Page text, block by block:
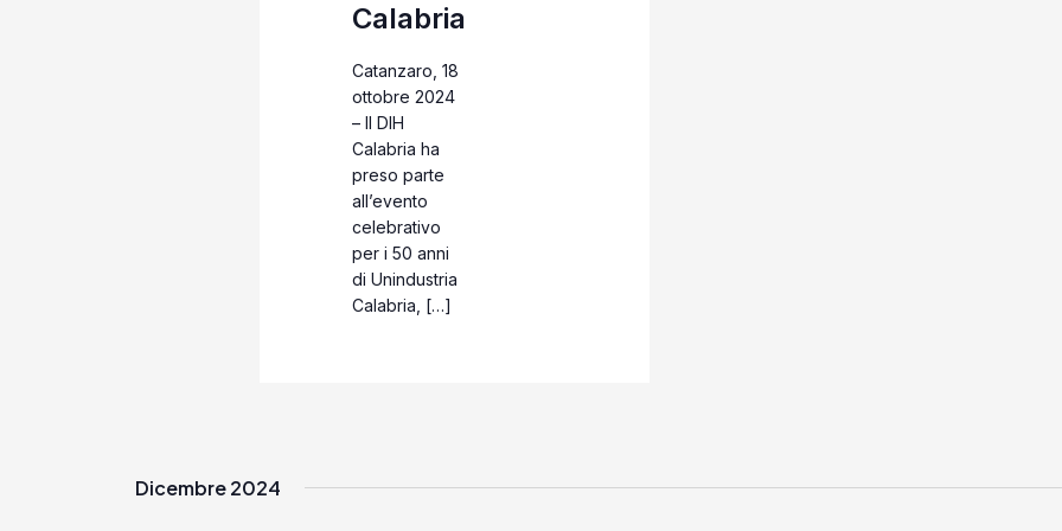
Calabria
Catanzaro, 18
ottobre 2024
– Il DIH
Calabria ha
preso parte
all’evento
celebrativo
per i 50 anni
di Unindustria
Calabria, […]
Dicembre 2024